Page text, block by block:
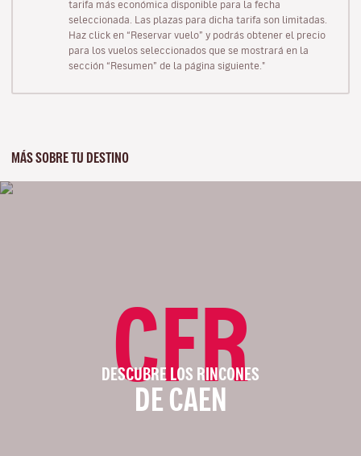
tarifa más económica disponible para la fecha
seleccionada. Las plazas para dicha tarifa son limitadas.
Haz click en “Reservar vuelo” y podrás obtener el precio
para los vuelos seleccionados que se mostrará en la
sección “Resumen” de la página siguiente."
MÁS SOBRE TU DESTINO
CFR
DESCUBRE LOS RINCONES
DE CAEN